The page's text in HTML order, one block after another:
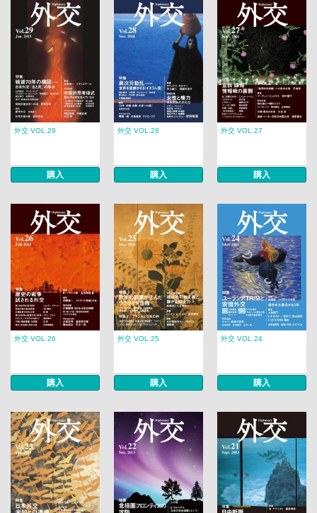
外交 VOL.29
購入
外交 VOL.28
購入
外交 VOL.27
購入
外交 VOL.26
購入
外交 VOL.25
購入
外交 VOL.24
購入